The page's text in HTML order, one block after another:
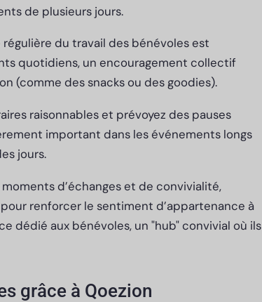
de plusieurs jours.
régulière du travail des bénévoles est
quotidiens, un encouragement collectif
(comme des snacks ou des goodies).
raisonnables et prévoyez des pauses
important dans les événements longs
jours.
moments d’échanges et de convivialité,
renforcer le sentiment d’appartenance à
dédié aux bénévoles, un "hub" convivial où ils
grâce à Qoezion